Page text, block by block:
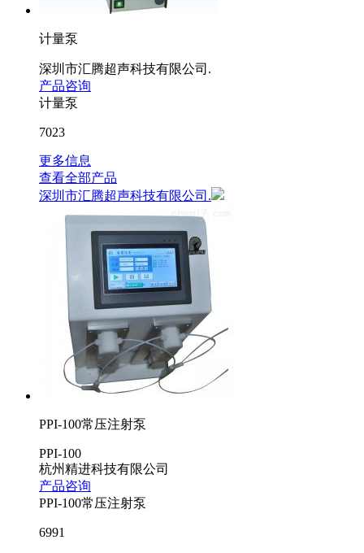
计量泵
深圳市汇腾超声科技有限公司.
产品咨询
计量泵
7023
更多信息
查看全部产品
深圳市汇腾超声科技有限公司.
PPI-100常压注射泵
PPI-100
杭州精进科技有限公司
产品咨询
PPI-100常压注射泵
6991